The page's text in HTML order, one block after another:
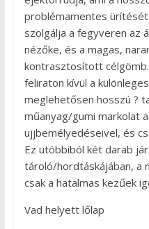
problémamentes
szolgálja a fegyveren az
nézőke, és a magas,
kontrasztosított
feliraton kívül a
meglehetősen hosszú ?
műanyag/gumi markolat
ujjbemélyedéseivel, és
Ez utóbbiból két darab
tároló/hordtáskájában, a
csak a hatalmas kezűek
Vad helyett lőlap